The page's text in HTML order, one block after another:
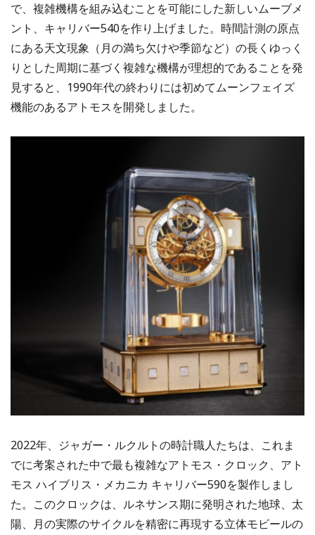
で、複雑機構を組み込むことを可能にした新しいムーブメ
ント、キャリバー540を作り上げました。時間計測の原点
にある天文現象（月の満ち欠けや季節など）の長くゆっく
りとした周期に基づく複雑な機構が理想的であることを発
見すると、1990年代の終わりには初めてムーンフェイズ
機能のあるアトモスを開発しました。
2022年、ジャガー・ルクルトの時計職人たちは、これま
でに考案された中で最も複雑なアトモス・クロック、アト
モス ハイブリス・メカニカ キャリバー590を製作しまし
た。このクロックは、ルネサンス期に発明された地球、太
陽、月の実際のサイクルを精密に再現する立体モビールの